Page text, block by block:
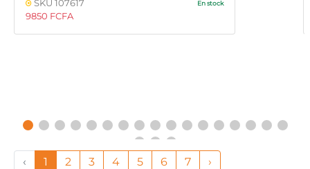
SKU 107617 En stock
9850 FCFA
‹ 1 2 3 4 5 6 7 ›